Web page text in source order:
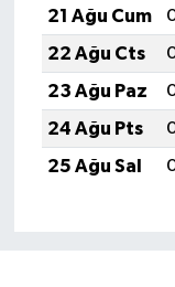
21 Ağu Cum
22 Ağu Cts
23 Ağu Paz
24 Ağu Pts
25 Ağu Sal